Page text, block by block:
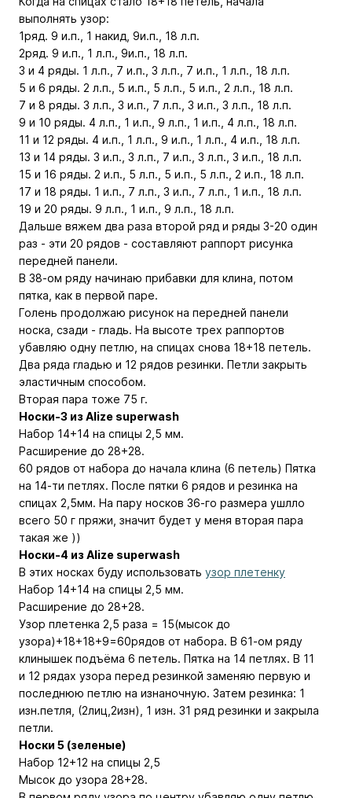
выполнять узор:
1ряд. 9 и.п., 1 накид, 9и.п., 18 л.п.
2ряд. 9 и.п., 1 л.п., 9и.п., 18 л.п.
3 и 4 ряды. 1 л.п., 7 и.п., 3 л.п., 7 и.п., 1 л.п., 18 л.п.
5 и 6 ряды. 2 л.п., 5 и.п., 5 л.п., 5 и.п., 2 л.п., 18 л.п.
7 и 8 ряды. 3 л.п., 3 и.п., 7 л.п., 3 и.п., 3 л.п., 18 л.п.
9 и 10 ряды. 4 л.п., 1 и.п., 9 л.п., 1 и.п., 4 л.п., 18 л.п.
11 и 12 ряды. 4 и.п., 1 л.п., 9 и.п., 1 л.п., 4 и.п., 18 л.п.
13 и 14 ряды. 3 и.п., 3 л.п., 7 и.п., 3 л.п., 3 и.п., 18 л.п.
15 и 16 ряды. 2 и.п., 5 л.п., 5 и.п., 5 л.п., 2 и.п., 18 л.п.
17 и 18 ряды. 1 и.п., 7 л.п., 3 и.п., 7 л.п., 1 и.п., 18 л.п.
19 и 20 ряды. 9 л.п., 1 и.п., 9 л.п., 18 л.п.
Дальше вяжем два раза второй ряд и ряды 3-20 один
раз - эти 20 рядов - составляют раппорт рисунка
передней панели.
В 38-ом ряду начинаю прибавки для клина, потом
пятка, как в первой паре.
Голень продолжаю рисунок на передней панели
носка, сзади - гладь. На высоте трех раппортов
убавляю одну петлю, на спицах снова 18+18 петель.
Два ряда гладью и 12 рядов резинки. Петли закрыть
эластичным способом.
Вторая пара тоже 75 г.
Носки-3 из Alize superwash
Набор 14+14 на спицы 2,5 мм.
Расширение до 28+28.
60 рядов от набора до начала клина (6 петель) Пятка
на 14-ти петлях. После пятки 6 рядов и резинка на
спицах 2,5мм. На пару носков 36-го размера ушлло
всего 50 г пряжи, значит будет у меня вторая пара
такая же ))
Носки-4 из Alize superwash
В этих носках буду использовать узор плетенку
Набор 14+14 на спицы 2,5 мм.
Расширение до 28+28.
Узор плетенка 2,5 раза = 15(мысок до
узора)+18+18+9=60рядов от набора. В 61-ом ряду
клинышек подъёма 6 петель. Пятка на 14 петлях. В 11
и 12 рядах узора перед резинкой заменяю первую и
последнюю петлю на изнаночную. Затем резинка: 1
изн.петля, (2лиц,2изн), 1 изн. 31 ряд резинки и закрыла
петли.
Носки 5 (зеленые)
Набор 12+12 на спицы 2,5
Мысок до узора 28+28.